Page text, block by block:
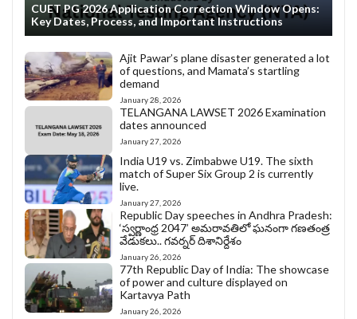
CUET PG 2026 Application Correction Window Opens:
Key Dates, Process, and Important Instructions
Ajit Pawar’s plane disaster generated a lot
of questions, and Mamata’s startling
demand
January 28, 2026
TELANGANA LAWSET 2026 Examination
dates announced
January 27, 2026
India U19 vs. Zimbabwe U19. The sixth
match of Super Six Group 2 is currently
live.
January 27, 2026
Republic Day speeches in Andhra Pradesh:
‘స్వర్ణాంధ్ర 2047’ అమరావతిలో ఘనంగా గణతంత్ర
వేడుకలు.. గవర్నర్ దిశానిర్దేశం
January 26, 2026
77th Republic Day of India: The showcase
of power and culture displayed on
Kartavya Path
January 26, 2026